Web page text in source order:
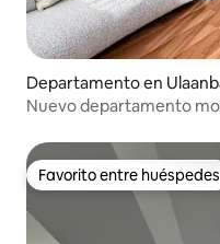
Departamento en
Nuevo departamento
Favorito entre huéspedes
Favorito entre huéspedes